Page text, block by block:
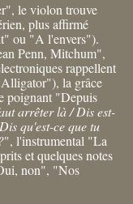
le violon trouve
plus affirmé
ou "A l'envers").
Penn, Mitchum",
rappellent
Alligator"), la grâce
poignant "Depuis
arrêter là / Dis est-
qu'est-ce que tu
", l'instrumental "La
et quelques notes
non", "Nos